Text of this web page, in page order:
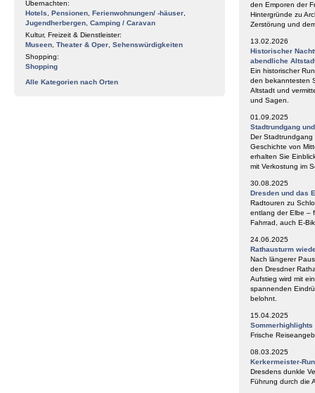
Übernachten:
Hotels
Pensionen Ferienwohnungen/ -häuser
Jugendherbergen Camping / Caravan
Kultur, Freizeit & Dienstleister:
Museen Theater & Oper Sehenswürdigkeiten
Shopping:
Shopping
Alle Kategorien nach Orten
den Emporen der
Hintergründe zu
Zerstörung und
13.02.2026
Historischer
abendliche
Ein historischer
den bekanntesten
Altstadt und
und Sagen.
01.09.2025
Stadtrundgang
Der Stadtrundgang
Geschichte von
erhalten Sie
mit Verkostung im
30.08.2025
Dresden und das
Radtouren zu
entlang der Elbe –
Fahrrad, auch E-
24.06.2025
Rathausturm
Nach längerer
den Dresdner
Aufstieg wird mit
spannenden
belohnt.
15.04.2025
Sommerhighlights
Frische
08.03.2025
Kerkermeister-
Dresdens dunkle
Führung durch die